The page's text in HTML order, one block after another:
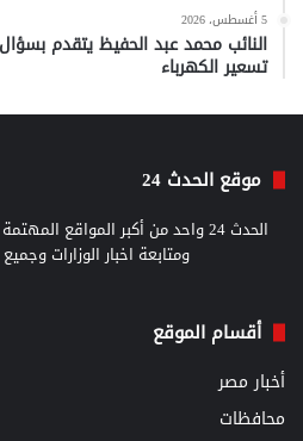
5 أغسطس، 2026
النائب محمد عبد الحفيظ يتقدم
تسعير الكهرباء
موقع الحدث 24
الحدث 24 واحد من أكبر المواقع
ومتابعة اخبار الوزارات
أقسام الموقع
أخبار مصر
محافظات